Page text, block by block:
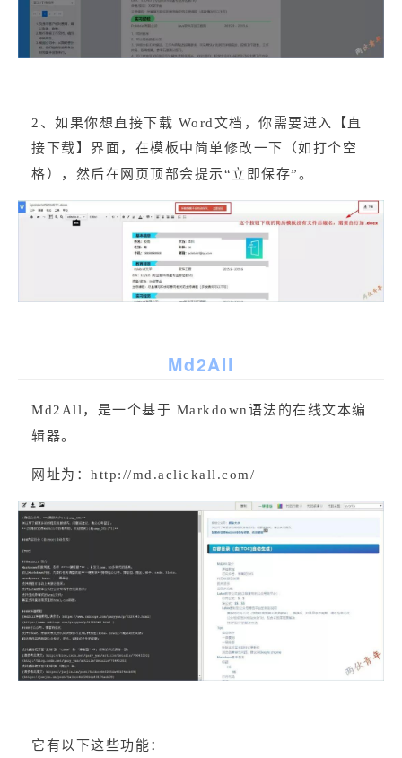
2、如果你想直接下载 Word文档，你需要进入【直
接下载】界面，在模板中简单修改一下（如打个空
格），然后在网页顶部会提示“立即保存”。
Md2All
Md2All，是一个基于 Markdown语法的在线文本编
辑器。
网址为： http://md.aclickall.com/
它有以下这些功能：